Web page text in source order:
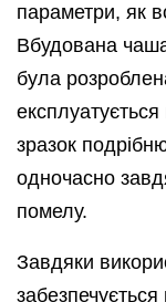
параметри, як
Вбудована
була
зразок
одночасно
помелу.
Завдяки
забезпечується